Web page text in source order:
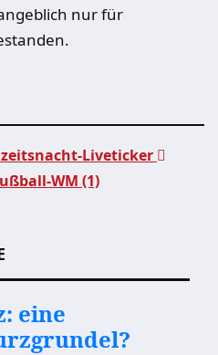
nur für
Liveticker
WM (1)
eine